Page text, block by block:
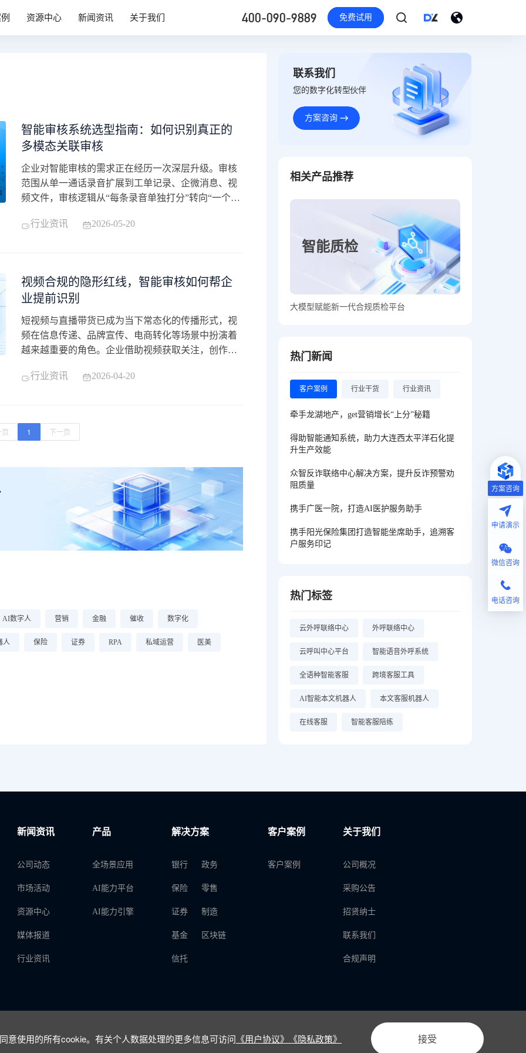
意使用的所有cookie。有关个人数据处理的更多信息可访问 《用户协议》 《隐私政策》 接受
资源中心 新闻资讯 关于我们 400-090-9889 免费试用
智能审核系统选型指南：如何识别真正的
多模态关联审核
企业对智能审核的需求正在经历一次深层升级。审核
范围从单一通话录音扩展到工单记录、企微消息、视
频文件，审核逻辑从“每条录音单独打分”转向“一个案
对一个核心问题：供应商口中的多模态，到底是指能
的选型框架。一、多模态审
行业资讯 2026-05-20
视频合规的隐形红线，智能审核如何帮企
业提前识别
​短视频与直播带货已成为当下常态化的传播形式，视
频在信息传递、品牌宣传、电商转化等场景中扮演着
越来越重要的角色。企业借助视频获取关注，创作者
的价值。 然而一条视频从拍摄、剪辑到发布，每个环
理。视频合规已从可选项变为必选项，智能视频审核
系统的出现，正是破解这一难题的关键技术支撑。 不
内容不低俗、不违法便足以过关。实际上，视频合规
涉及版权归属、资质许可、行为规范、数据安全、意
识形态等多个维度。教育行业不得制造焦虑，医疗行
业不得虚假宣传，电商行业不得误导消费，不同行业
均有其特定的合规边界。
行业资讯 2026-04-20
1 下一页
AI数字人 营销 金融 催收 数字化
人 保险 证券 RPA 私域运营 医美
联系我们
您的数字化转型伙伴
方案咨询
相关产品推荐
智能质检
大模型赋能新一代合规质检平台
热门新闻
客户案例 行业干货 行业资讯
牵手龙湖地产，get营销增长“上分”秘籍
得助智能通知系统，助力大连西太平洋石化提
升生产效能
众智反诈联络中心解决方案，提升反诈预警劝
阻质量
携手广医一院，打造AI医护服务助手
携手阳光保险集团打造智能坐席助手，追溯客
户服务印记
热门标签
云外呼联络中心 外呼联络中心
云呼叫中心平台 智能语音外呼系统
全语种智能客服 跨境客服工具
AI智能本文机器人 本文客服机器人
在线客服 智能客服陪练
新闻资讯
公司动态
市场活动
资源中心
媒体报道
行业资讯
产品
全场景应用
AI能力平台
AI能力引擎
解决方案
银行
保险
证券
基金
信托
政务
零售
制造
区块链
客户案例
客户案例
关于我们
公司概况
采购公告
招贤纳士
联系我们
合规声明
法律声明 隐私政策 产品隐私政策 用户协议
方案咨询
申请演示
微信咨询
电话咨询